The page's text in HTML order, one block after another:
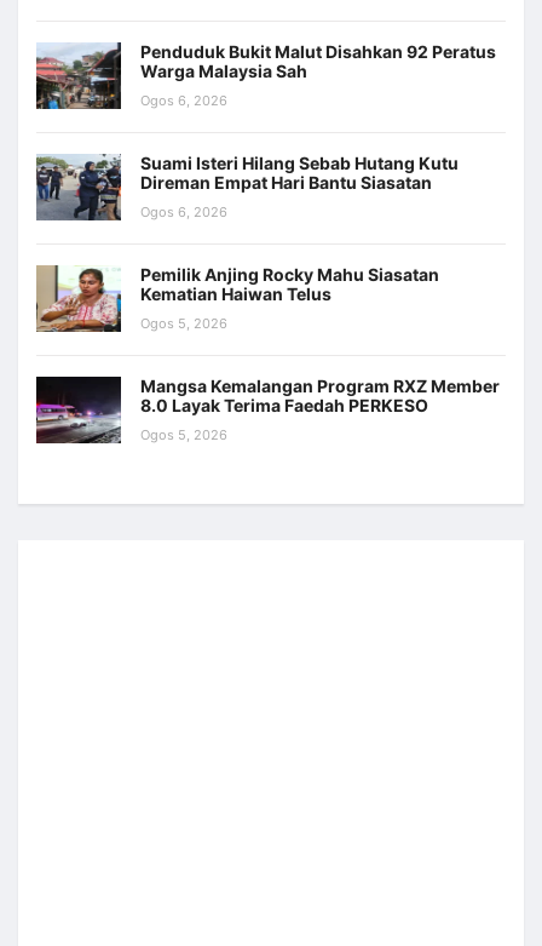
Penduduk Bukit Malut Disahkan 92 Peratus
Warga Malaysia Sah
Ogos 6, 2026
Suami Isteri Hilang Sebab Hutang Kutu
Direman Empat Hari Bantu Siasatan
Ogos 6, 2026
Pemilik Anjing Rocky Mahu Siasatan
Kematian Haiwan Telus
Ogos 5, 2026
Mangsa Kemalangan Program RXZ Member
8.0 Layak Terima Faedah PERKESO
Ogos 5, 2026